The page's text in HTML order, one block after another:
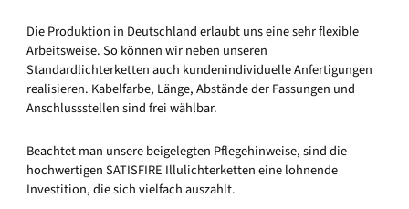
Die Produktion in Deutschland erlaubt uns eine sehr flexible
Arbeitsweise. So können wir neben unseren
Standardlichterketten auch kundenindividuelle Anfertigungen
realisieren. Kabelfarbe, Länge, Abstände der Fassungen und
Anschlussstellen sind frei wählbar.
Beachtet man unsere beigelegten Pflegehinweise, sind die
hochwertigen SATISFIRE Illulichterketten eine lohnende
Investition, die sich vielfach auszahlt.